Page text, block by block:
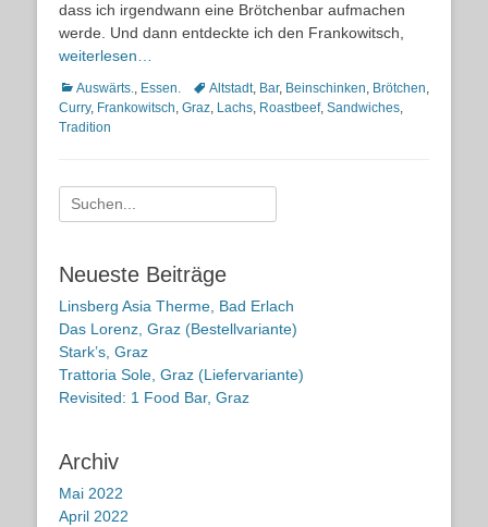
dass ich irgendwann eine Brötchenbar aufmachen
werde. Und dann entdeckte ich den Frankowitsch,
weiterlesen…
Kategorien
Auswärts., Essen. Schlagworte
Altstadt, Bar, Beinschinken, Brötchen,
Curry, Frankowitsch, Graz, Lachs, Roastbeef, Sandwiches,
Tradition
Suche
nach:
Neueste Beiträge
Linsberg Asia Therme, Bad Erlach
Das Lorenz, Graz (Bestellvariante)
Stark’s, Graz
Trattoria Sole, Graz (Liefervariante)
Revisited: 1 Food Bar, Graz
Archiv
Mai 2022
April 2022